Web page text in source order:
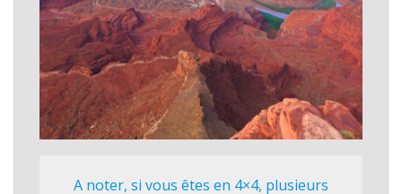
A noter, si vous êtes en 4×4, plusieurs